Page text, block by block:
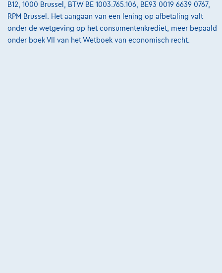
B12, 1000 Brussel, BTW BE 1003.765.106, BE93 0019 6639 0767,
RPM Brussel. Het aangaan van een lening op afbetaling valt
onder de wetgeving op het consumentenkrediet, meer bepaald
onder boek VII van het Wetboek van economisch recht.